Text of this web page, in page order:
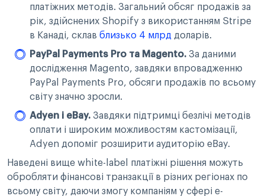
платіжних методів. Загальний обсяг продажів за
рік, здійснених Shopify з використанням Stripe
в Канаді, склав близько 4 млрд доларів.
PayPal Payments Pro та Magento. За даними
дослідження Magento, завдяки впровадженню
PayPal Payments Pro, обсяги продажів по всьому
світу значно зросли.
Adyen і eBay. Завдяки підтримці безлічі методів
оплати і широким можливостям кастомізації,
Adyen допоміг розширити аудиторію eBay.
Наведені вище white-label платіжні рішення можуть
обробляти фінансові транзакції в різних регіонах по
всьому світу, даючи змогу компаніям у сфері е-